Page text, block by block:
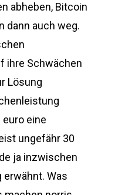
abheben, Bitcoin
dann auch weg.
ihre Schwächen
Lösung
euro eine
ungefähr 30
ja inzwischen
Was